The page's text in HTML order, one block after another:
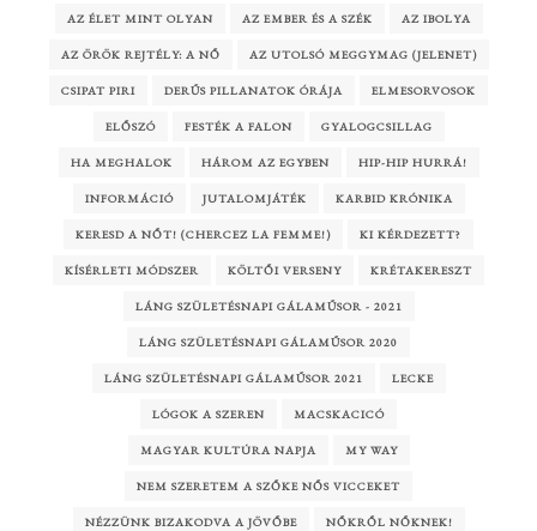
AZ ÉLET MINT OLYAN AZ EMBER ÉS A SZÉK AZ IBOLYA
AZ ÖRÖK REJTÉLY: A NŐ AZ UTOLSÓ MEGGYMAG (JELENET)
CSIPAT PIRI DERŰS PILLANATOK ÓRÁJA ELMESORVOSOK
ELŐSZÓ FESTÉK A FALON GYALOGCSILLAG
HA MEGHALOK HÁROM AZ EGYBEN HIP-HIP HURRÁ!
INFORMÁCIÓ JUTALOMJÁTÉK KARBID KRÓNIKA
KERESD A NŐT! (CHERCEZ LA FEMME!) KI KÉRDEZETT?
KÍSÉRLETI MÓDSZER KÖLTŐI VERSENY KRÉTAKERESZT
LÁNG SZÜLETÉSNAPI GÁLAMŰSOR - 2021
LÁNG SZÜLETÉSNAPI GÁLAMŰSOR 2020
LÁNG SZÜLETÉSNAPI GÁLAMŰSOR 2021 LECKE
LÓGOK A SZEREN MACSKACICÓ
MAGYAR KULTÚRA NAPJA MY WAY
NEM SZERETEM A SZŐKE NŐS VICCEKET
NÉZZÜNK BIZAKODVA A JÖVŐBE NŐKRŐL NŐKNEK!